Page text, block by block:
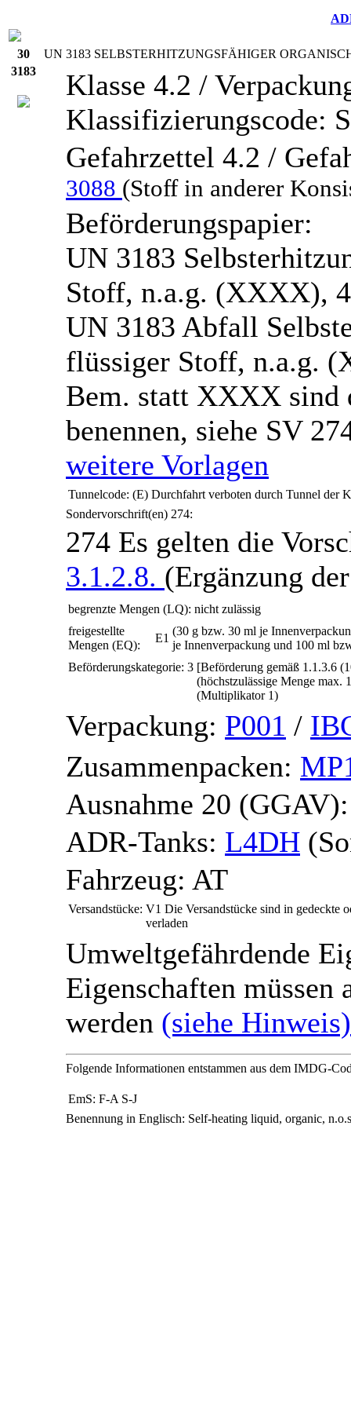
30
3183
UN 3183 SELBSTERHITZUNGSFÄHIGER
Klasse 4.2 /
Klassifizierungscode:
Gefahrzettel 4.2 /
3088 (Stoff in anderer
Beförderungspapier:
UN 3183
Stoff, n.a.g. (XXXX),
UN 3183 Abfall
flüssiger Stoff, n.a.g.
Bem. statt XXXX sind
benennen, siehe SV
weitere Vorlagen
Tunnelcode: (E) Durchfahrt verboten durch Tunnel der
Sondervorschrift(en) 274:
274 Es gelten die
3.1.2.8. (Ergänzung
begrenzte Mengen (LQ): nicht zulässig
freigestellte
Mengen (EQ):
E1
(30 g bzw. 30 ml je
je Innenverpackung und 100 ml
Beförderungskategorie: 3 [Beförderung gemäß 1.1.3.6
(höchstzulässige Menge max.
(Multiplikator 1)
Verpackung: P001 /
Zusammenpacken:
Ausnahme 20
ADR-Tanks: L4DH
Fahrzeug: AT
Versandstücke: V1 Die Versandstücke sind in gedeckte
verladen
Umweltgefährdende
Eigenschaften
werden (siehe Hinweis)
Folgende Informationen entstammen aus dem IMDG-
EmS: F-A S-J
Benennung in Englisch: Self-heating liquid, organic,